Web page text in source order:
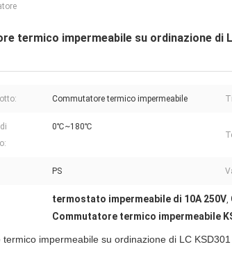
termico impermeabile su ordinazione di
Commutatore termico impermeabile
0℃~180℃
PS
termostato impermeabile di 10A 250V,
Commutatore termico impermeabile
termico impermeabile su ordinazione di LC